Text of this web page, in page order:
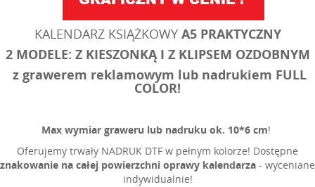
KALENDARZ KSIĄŻKOWY A5 PRAKTYCZNY
2 MODELE: Z KIESZONKĄ I Z KLIPSEM OZDOBNYM
z grawerem reklamowym lub nadrukiem FULL
COLOR!
Max wymiar graweru lub nadruku ok. 10*6 cm!
Oferujemy trwały NADRUK DTF w pełnym kolorze! Dostępne
znakowanie na całej powierzchni oprawy kalendarza - wyceniane
indywidualnie!